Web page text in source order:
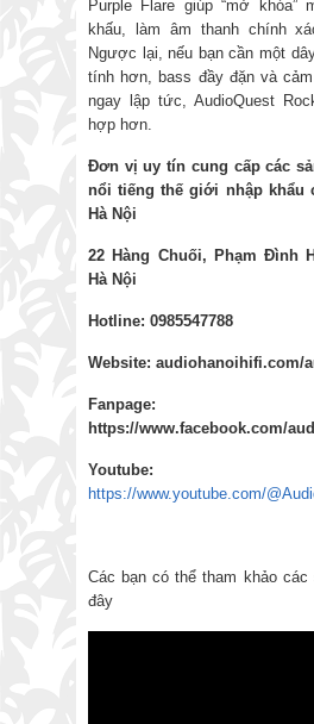
Purple Flare giúp “mở khóa”
khấu, làm âm thanh chính
Ngược lại, nếu bạn cần một
tính hơn, bass đầy đặn và
ngay lập tức, AudioQuest
hợp hơn.
Đơn vị uy tín cung cấp các
nổi tiếng thế giới nhập khẩu
Hà Nội
22 Hàng Chuối, Phạm Đình
Hà Nội
Hotline: 0985547788
Website: audiohanoihifi.com/
Fanpage:
https://www.facebook.com/
Youtu be:
https://www.youtube.com/
Các bạn có thể tham khảo các
đây